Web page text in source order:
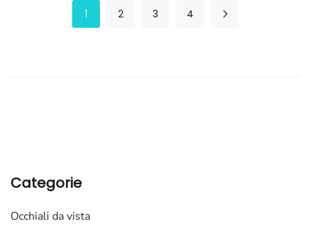
1 2 3 4
Categorie
Occhiali da vista